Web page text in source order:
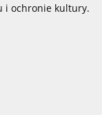
i ochronie kultury.